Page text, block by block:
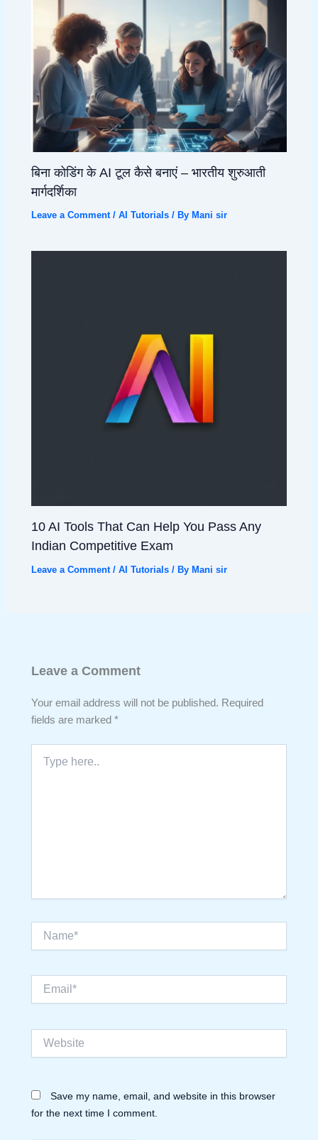
बिना कोडिंग के AI टूल कैसे बनाएं – भारतीय शुरुआती
मार्गदर्शिका
Leave a Comment /AI Tutorials / By Mani sir
10 AI Tools That Can Help You Pass Any
Indian Competitive Exam
Leave a Comment /AI Tutorials / By Mani sir
Leave a Comment
Your email address will not be published. Required
fields are marked*
here..
Save my name, email, and website in this browser
for the next time I comment.